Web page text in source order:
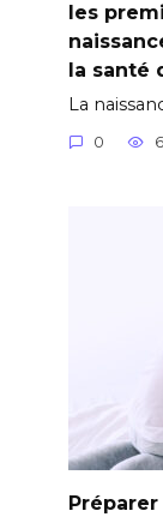
les
la santé
La
0